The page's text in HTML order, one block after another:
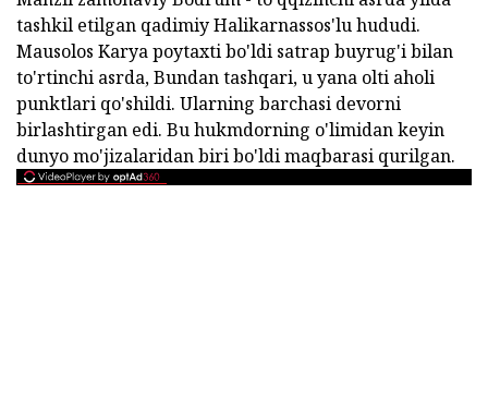
tashkil etilgan qadimiy Halikarnassos'lu hududi.
Mausolos Karya poytaxti bo'ldi satrap buyrug'i bilan
to'rtinchi asrda, Bundan tashqari, u yana olti aholi
punktlari qo'shildi. Ularning barchasi devorni
birlashtirgan edi. Bu hukmdorning o'limidan keyin
dunyo mo'jizalaridan biri bo'ldi maqbarasi qurilgan.